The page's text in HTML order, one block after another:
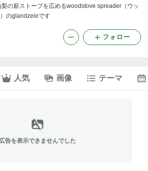
の薪ストーブを広めるwoodstove spreader（ウッ
のglandzeleです
フォロー
人気 画像 テーマ
広告を表示できませんでした